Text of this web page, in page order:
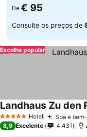
De € 95
Consulte os preços de
Escolha popular
5 Estrelas Hotel Spa e
Landhaus Zu den
8,9 Excelente 4.431